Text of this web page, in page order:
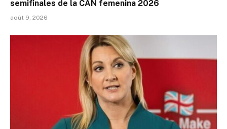
semifinales de la CAN femenina 2026
août 9, 2026